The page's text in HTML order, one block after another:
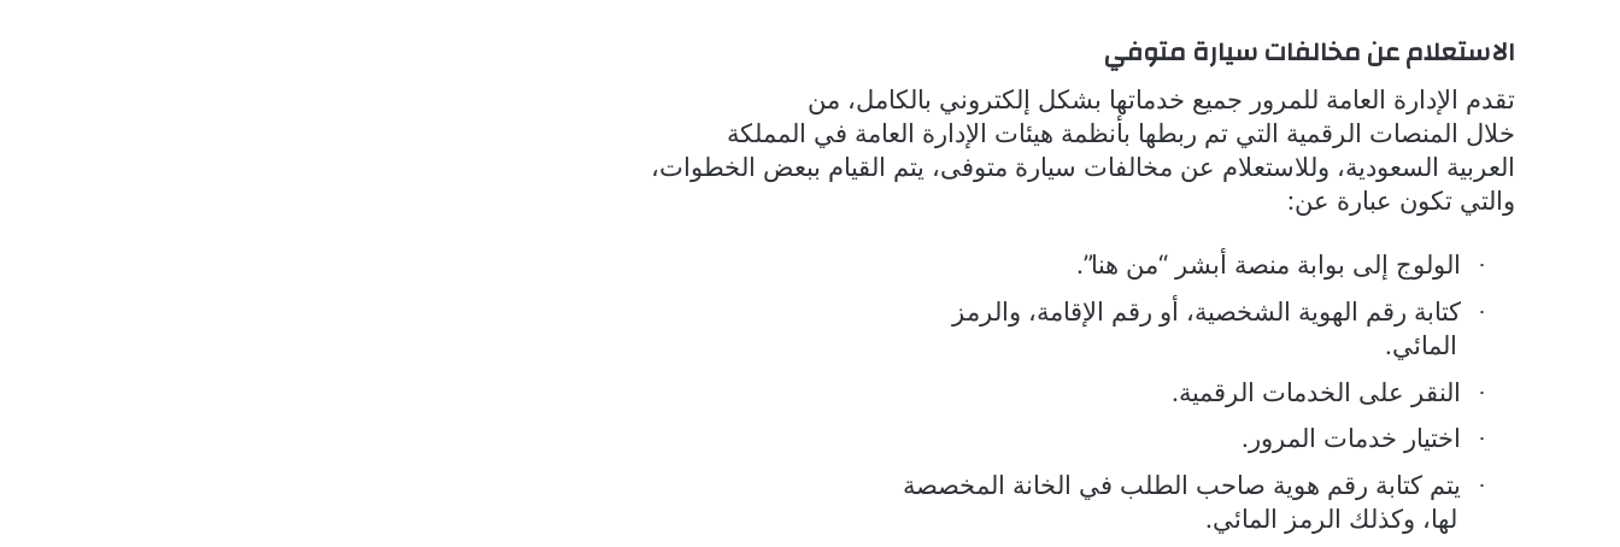
الاستعلام عن مخالفات سيارة متوفي
تقدم الإدارة العامة للمرور جميع خدماتها بشكل إلكتروني بالكامل، من
خلال المنصات الرقمية التي تم ربطها بأنظمة هيئات الإدارة العامة في المملكة
العربية السعودية، وللاستعلام عن مخالفات سيارة متوفى، يتم القيام ببعض الخطوات،
والتي تكون عبارة عن:
· الولوج إلى بوابة منصة أبشر “من هنا”.
·
كتابة رقم الهوية الشخصية، أو رقم الإقامة، والرمز
المائي.
· النقر على الخدمات الرقمية.
· اختيار خدمات المرور.
·
يتم كتابة رقم هوية صاحب الطلب في الخانة المخصصة
لها، وكذلك الرمز المائي.